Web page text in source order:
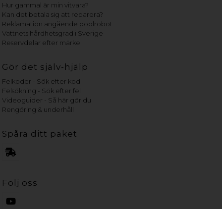
Hur gammal är min vitvara?
Kan det betala sig att reparera?
Reklamation angående poolrobot
Vattnets hårdhetsgrad i Sverige
Reservdelar efter märke
Gör det själv-hjälp
Felkoder - Sök efter kod
Felsökning - Sök efter fel
Videoguider - Så här gör du
Rengöring & underhåll
Spåra ditt paket
Följ oss